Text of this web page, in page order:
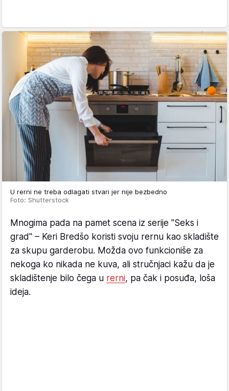
U rerni ne treba odlagati stvari jer nije bezbedno
Foto: Shutterstock
Mnogima pada na pamet scena iz serije "Seks i
grad" – Keri Bredšo koristi svoju rernu kao skladište
za skupu garderobu. Možda ovo funkcioniše za
nekoga ko nikada ne kuva, ali stručnjaci kažu da je
skladištenje bilo čega u rerni, pa čak i posuđa, loša
ideja.